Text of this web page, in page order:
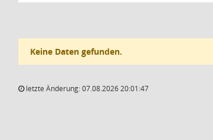
Keine Daten gefunden.
letzte Änderung: 07.08.2026 20:01:47